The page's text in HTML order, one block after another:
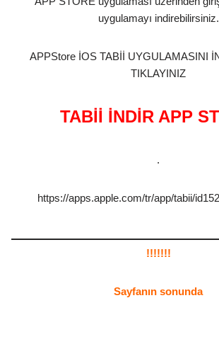
uygulamayı indirebilirsiniz.
APPStore İOS TABİİ UYGULAMASINI
TIKLAYINIZ
TABİİ İNDİR APP
.
https://apps.apple.com/tr/app/tabii/
!!!!!!!
Sayfanın sonunda